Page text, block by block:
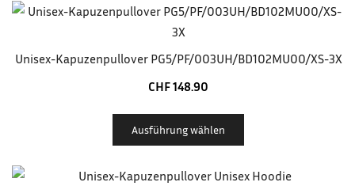
Unisex-Kapuzenpullover PG5/PF/003UH/BD102MU00/XS-3X
CHF148.90
Ausführung wählen